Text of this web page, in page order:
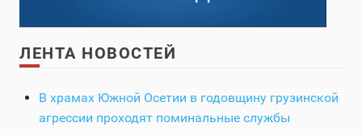
ЛЕНТА НОВОСТЕЙ
В храмах Южной Осетии в годовщину грузинской
агрессии проходят поминальные службы